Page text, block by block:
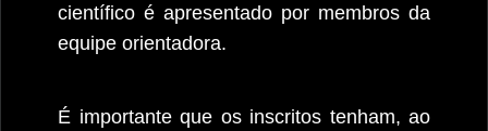
científico é apresentado por membros da
equipe orientadora.
É importante que os inscritos tenham, ao